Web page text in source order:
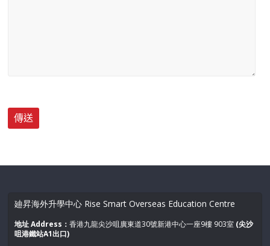
廸昇海外升學中心 Rise Smart Overseas Education Centre
地址 Address：香港九龍尖沙咀廣東道30號新港中心一座9樓 903室 (尖沙
咀港鐵站A1出口)